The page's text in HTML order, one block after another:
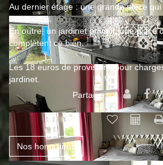
Au dernier étage : une grande pièce
vos envies.
En outre, un jardinet privatif, une place
complètent ce bien.
Les 18 euros de provisions pour
jardinet.
Partager :
Nos honoraires